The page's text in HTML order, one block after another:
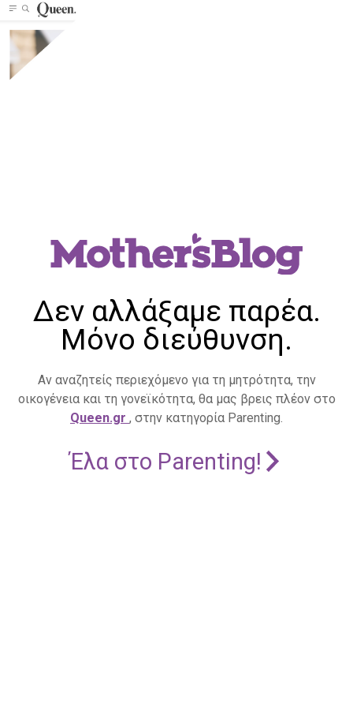
Δεν αλλάξαμε παρέα.
Μόνο διεύθυνση.
Αν αναζητείς περιεχόμενο για τη μητρότητα, την
οικογένεια και τη γονεϊκότητα, θα μας βρεις πλέον στο
Queen.gr , στην κατηγορία Parenting.
Έλα στο Parenting!